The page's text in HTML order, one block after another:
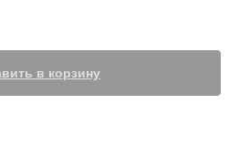
в корзину